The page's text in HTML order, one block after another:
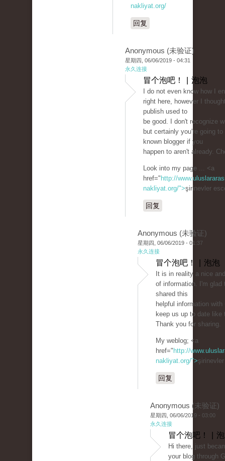
nakliyat.org/
回复
Anonymous (未验证)
星期四, 06/06/2019 - 04:31
永久连接
冒个泡吧！ | 泡泡
I do not even know how I
right here, however I
publish used to
be good. I don't recognize
but certainly you're going to
known blogger if you
happen to aren't already.
Look into my page ... <a
href=" http://
nakliyat.org/">şirinevler
回复
Anonymous (未验证)
星期四, 06/06/2019 - 01:37
永久连接
冒个泡吧！ | 泡泡
It is in reality a nice
of information. I'm glad
shared this
helpful information
keep us up to date like
Thank you for sharing.
My weblog; <a
href=" http://
nakliyat.org/">
回复
Anonymous (未验证)
星期四, 06/06/2019 - 03:00
永久连接
冒个泡吧！ |
Hi there, just
your blog through